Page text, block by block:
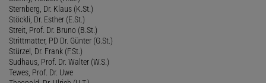
Sternberg, Dr. Klaus (K.St.)
Stöckli, Dr. Esther (E.St.)
Streit, Prof. Dr. Bruno (B.St.)
Strittmatter, PD Dr. Günter (G.St.)
Stürzel, Dr. Frank (F.St.)
Sudhaus, Prof. Dr. Walter (W.S.)
Tewes, Prof. Dr. Uwe